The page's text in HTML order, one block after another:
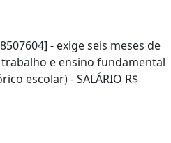
- exige seis meses de
e ensino fundamental
escolar) - SALÁRIO R$